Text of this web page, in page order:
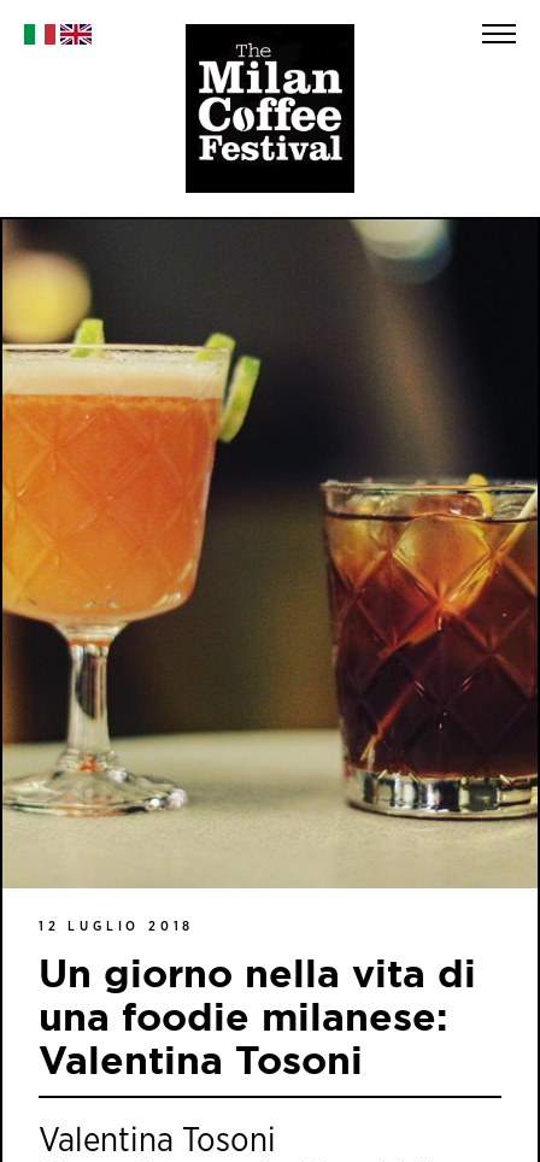
12 LUGLIO 2018
Un giorno nella vita di
una foodie milanese:
Valentina Tosoni
Valentina Tosoni